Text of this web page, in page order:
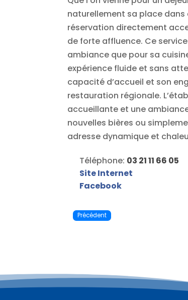
naturellement sa place
réservation directement
de forte affluence. Ce
ambiance que pour sa
expérience fluide et sans
capacité d’accueil et son
restauration régionale.
accueillante et une
nouvelles bières ou
adresse dynamique et
Téléphone: 03 21 11 66 05
Site Internet
Facebook
Précédent